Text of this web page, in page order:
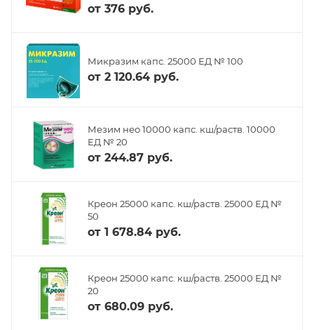
от 376 руб.
Микразим капс. 25000 ЕД № 100
от 2 120.64 руб.
Мезим нео 10000 капс. кш/раств. 10000
ЕД № 20
от 244.87 руб.
Креон 25000 капс. кш/раств. 25000 ЕД №
50
от 1 678.84 руб.
Креон 25000 капс. кш/раств. 25000 ЕД №
20
от 680.09 руб.